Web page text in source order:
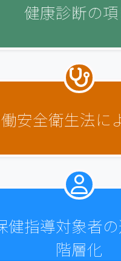
健康診断の
安全衛生法に
健指導対象者
階層化